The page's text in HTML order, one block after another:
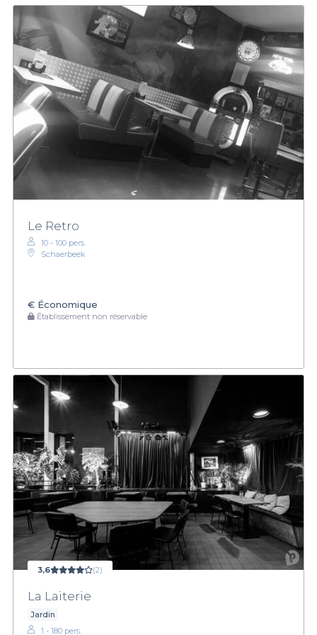
Le Retro
10 - 100 pers.
Schaerbeek
€ Économique
Établissement non réservable
3,6 (2)
La Laiterie
Jardin
1 - 180 pers.